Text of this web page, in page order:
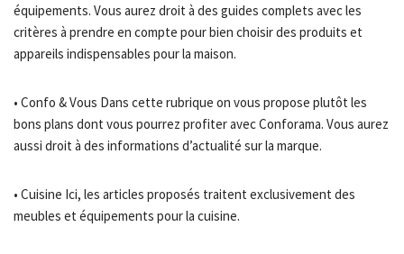
équipements. Vous aurez droit à des guides complets avec les
critères à prendre en compte pour bien choisir des produits et
appareils indispensables pour la maison.
• Confo & Vous Dans cette rubrique on vous propose plutôt les
bons plans dont vous pourrez profiter avec Conforama. Vous aurez
aussi droit à des informations d’actualité sur la marque.
• Cuisine Ici, les articles proposés traitent exclusivement des
meubles et équipements pour la cuisine.